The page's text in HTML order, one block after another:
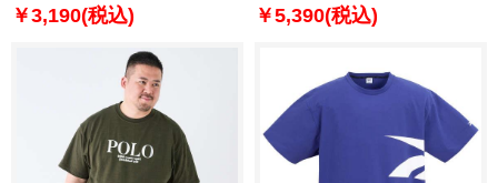
1 3L 4L 5L 6L 8L
￥3,190(税込)
イト 1278-4273-1 3L 4L 5L 6L
￥5,390(税込)